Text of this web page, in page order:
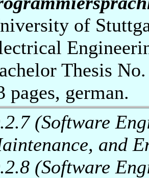
of
Thesis
pages, german.
(Software
and
(Software